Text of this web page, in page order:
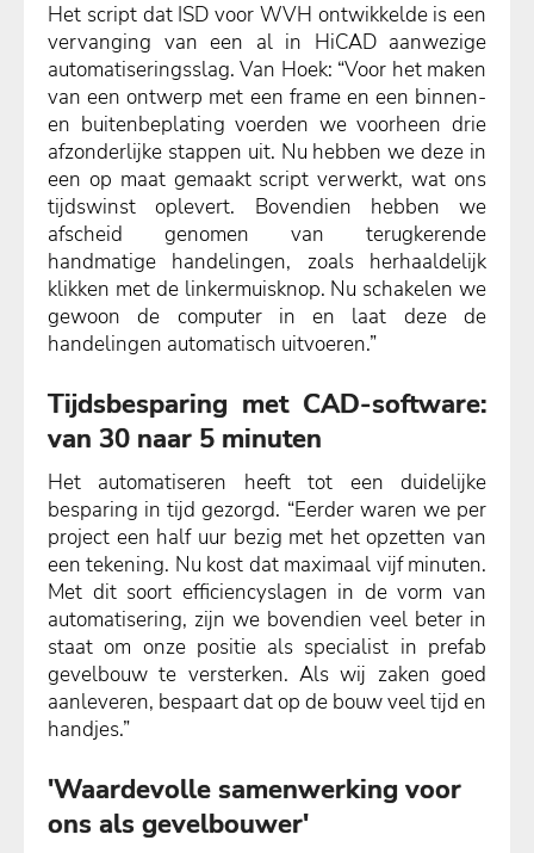
Het script dat ISD voor WVH ontwikkelde is een
vervanging van een al in HiCAD aanwezige
automatiseringsslag. Van Hoek: “Voor het maken
van een ontwerp met een frame en een binnen-
en buitenbeplating voerden we voorheen drie
afzonderlijke stappen uit. Nu hebben we deze in
een op maat gemaakt script verwerkt, wat ons
tijdswinst oplevert. Bovendien hebben we
afscheid genomen van terugkerende
handmatige handelingen, zoals herhaaldelijk
klikken met de linkermuisknop. Nu schakelen we
gewoon de computer in en laat deze de
handelingen automatisch uitvoeren.”
Tijdsbesparing met CAD-software:
van 30 naar 5 minuten
Het automatiseren heeft tot een duidelijke
besparing in tijd gezorgd. “Eerder waren we per
project een half uur bezig met het opzetten van
een tekening. Nu kost dat maximaal vijf minuten.
Met dit soort efficiencyslagen in de vorm van
automatisering, zijn we bovendien veel beter in
staat om onze positie als specialist in prefab
gevelbouw te versterken. Als wij zaken goed
aanleveren, bespaart dat op de bouw veel tijd en
handjes.”
'Waardevolle samenwerking voor
ons als gevelbouwer'